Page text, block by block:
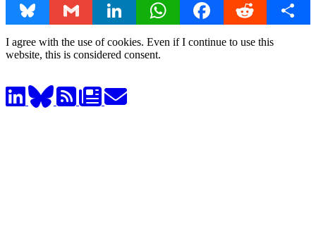
Bluesky Gmail LinkedIn WhatsAppFacebookReddit Share
I agree with the use of cookies. Even if I continue to use this
website, this is considered consent.